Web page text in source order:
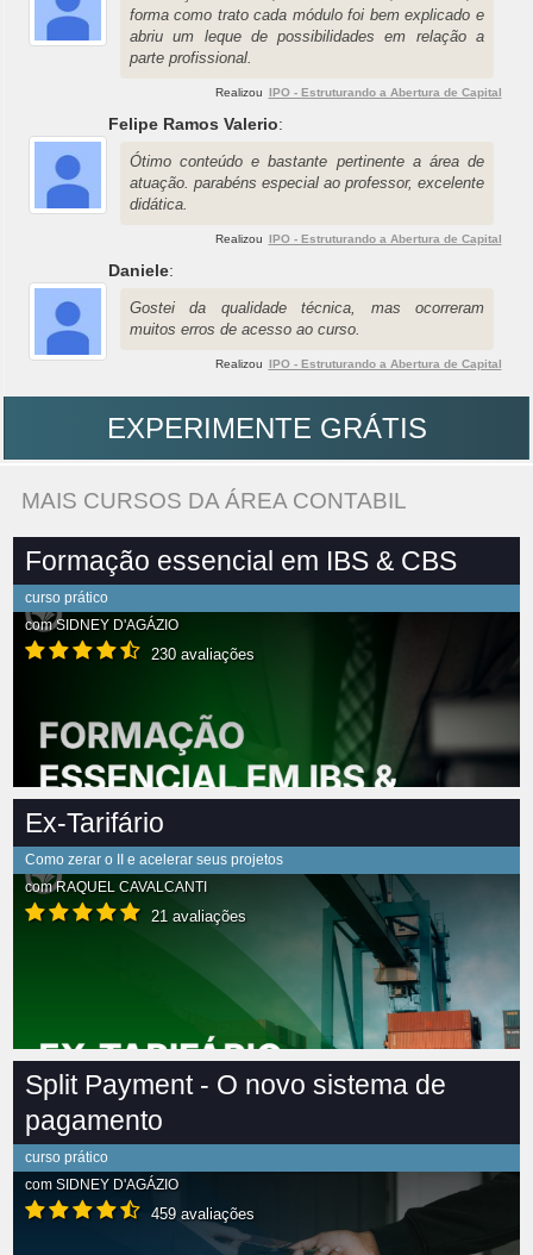
forma como trato cada módulo foi bem explicado e
abriu um leque de possibilidades em relação a
parte profissional.
Realizou IPO - Estruturando a Abertura de Capital
Felipe Ramos Valerio:
Ótimo conteúdo e bastante pertinente a área de
atuação. parabéns especial ao professor, excelente
didática.
Realizou IPO - Estruturando a Abertura de Capital
Daniele:
Gostei da qualidade técnica, mas ocorreram
muitos erros de acesso ao curso.
Realizou IPO - Estruturando a Abertura de Capital
EXPERIMENTE GRÁTIS
MAIS CURSOS DA ÁREA CONTABIL
Formação essencial em IBS & CBS
curso prático
comSIDNEY D'AGÁZIO
230 avaliações
Ex-Tarifário
Como zerar o II e acelerar seus projetos
comRAQUEL CAVALCANTI
21 avaliações
Split Payment - O novo sistema de
pagamento
curso prático
com SIDNEY D'AGÁZIO
459 avaliações